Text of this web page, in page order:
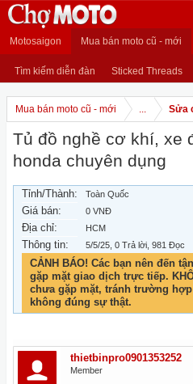
Motosaigon Mua bán moto cũ - mới
Tìm kiếm diễn đàn Sticked Threads
Mua bán moto cũ - mới ... Sửa
Tủ đồ nghề cơ khí, xe
honda chuyên dụng
Tỉnh/Thành: Toàn Quốc
Giá bán: 0 VNĐ
Địa chỉ: HCM
Thông tin: 5/5/25 , 0 Trả lời, 981 Đọc
CẢNH BÁO! Các bạn nên đến
gặp mặt giao dịch trực tiếp.
chưa gặp mặt, tránh trường
không đúng sự thật.
thietbinpro0901353252
Member